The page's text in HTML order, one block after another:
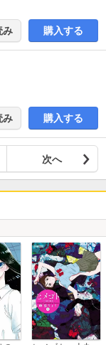
購入する
購入する
次へ